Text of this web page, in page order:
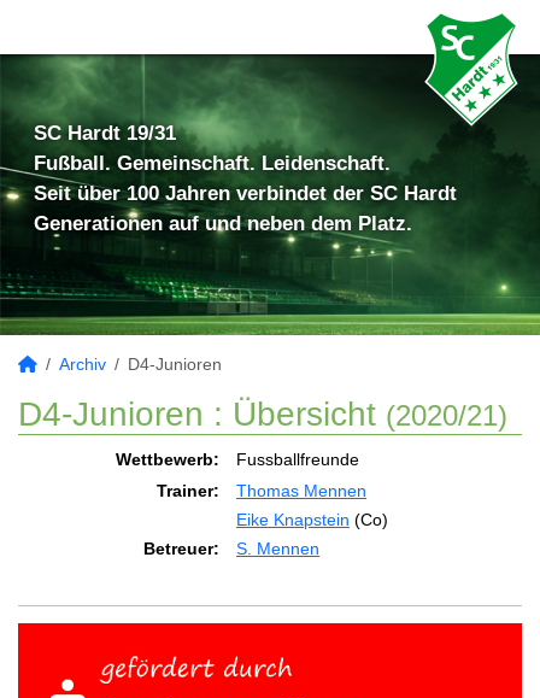
SC Hardt 19/31
Fußball. Gemeinschaft. Leidenschaft.
Seit über 100 Jahren verbindet der SC Hardt
Generationen auf und neben dem Platz.
Archiv D4-Junioren
D4-Junioren : Übersicht (2020/21)
Wettbewerb:
Fussballfreunde
Trainer:
Thomas Mennen
Eike Knapstein (Co)
Betreuer:
S. Mennen